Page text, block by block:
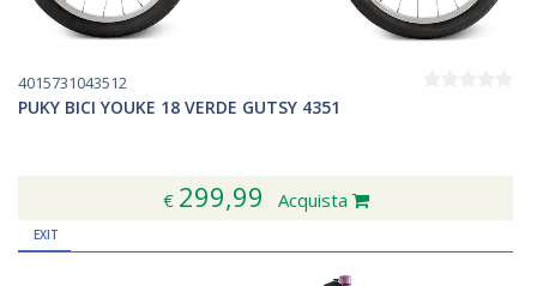
4015731043512
PUKY BICI YOUKE 18 VERDE GUTSY 4351
€ 299,99 Acquista
EXIT